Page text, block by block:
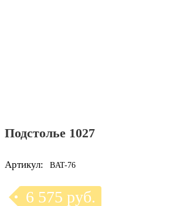
Подстолье 1027
Артикул: BAT-76
6 575 руб.